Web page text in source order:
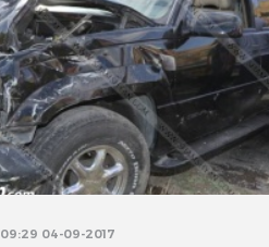
09:29 04-09-2017